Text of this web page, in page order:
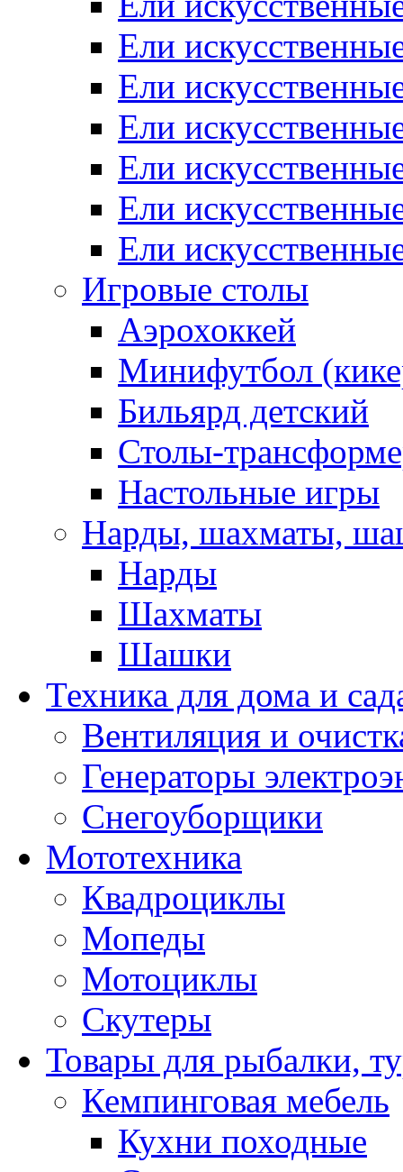
Ели
Ели
Ели
Ели
Ели
Ели
Игровые столы
Аэрохоккей
Минифутбол
Бильярд детский
Столы-
Настольные игры
Нарды, шахматы,
Нарды
Шахматы
Шашки
Техника для дома и
Вентиляция и
Генераторы
Снегоуборщики
Мототехника
Квадроциклы
Мопеды
Мотоциклы
Скутеры
Товары для рыбалки,
Кемпинговая мебель
Кухни походные